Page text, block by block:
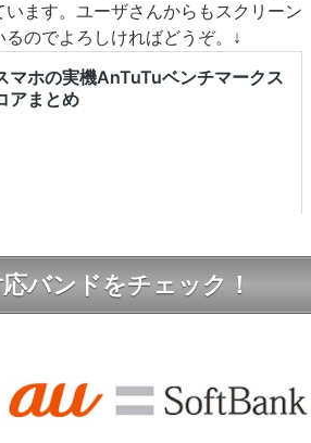
ます。ユーザさんからもスクリーン
のでよろしければどうぞ。↓
バンドをチェック！